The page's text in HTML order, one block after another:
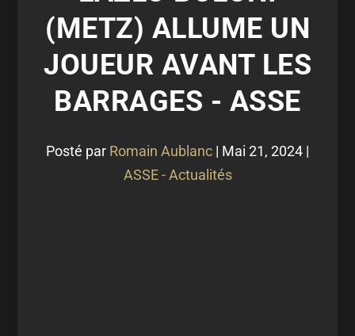
(METZ) ALLUME UN
JOUEUR AVANT LES
BARRAGES - ASSE
Posté par Romain Aublanc | Mai 21, 2024 |
ASSE - Actualités